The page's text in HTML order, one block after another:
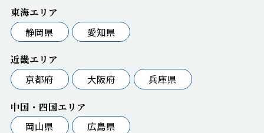
東海エリア
静岡県
愛知県
近畿エリア
京都府
大阪府 兵庫県
中国・四国エリア
岡山県
広島県